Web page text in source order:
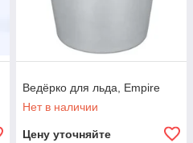
Ведёрко для льда, Empire
Нет в наличии
Цену уточняйте